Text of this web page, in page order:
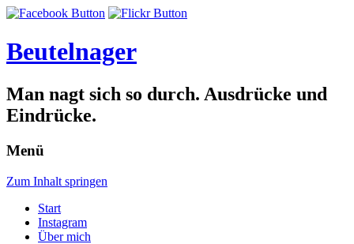
Beutelnager
Man nagt sich so durch. Ausdrücke und
Eindrücke.
Menü
Zum Inhalt springen
Start
Instagram
Über mich